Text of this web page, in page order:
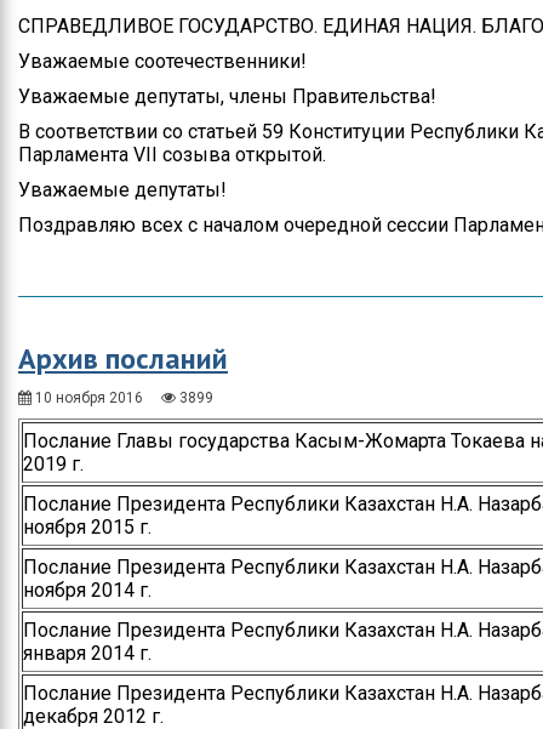
СПРАВЕДЛИВОЕ ГОСУДАРСТВО. ЕДИНАЯ НАЦИЯ.
Уважаемые соотечественники!
Уважаемые депутаты, члены Правительства!
В соответствии со статьей 59 Конституции Республики
Парламента VII созыва открытой.
Уважаемые депутаты!
Поздравляю всех с началом очередной сессии
Архив посланий
10 ноября 2016 3899
Послание Главы государства Касым-Жомарта Токаева
2019 г.
Послание Президента Республики Казахстан Н.А.
ноября 2015 г.
Послание Президента Республики Казахстан Н.А.
ноября 2014 г.
Послание Президента Республики Казахстан Н.А.
января 2014 г.
Послание Президента Республики Казахстан Н.А.
декабря 2012 г.